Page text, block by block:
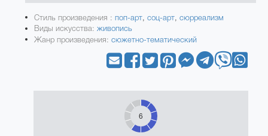
Стиль произведения : поп-арт,соц-арт,сюрреализм
Виды искусства:живопись
Жанр произведения: сюжетно-тематический
6